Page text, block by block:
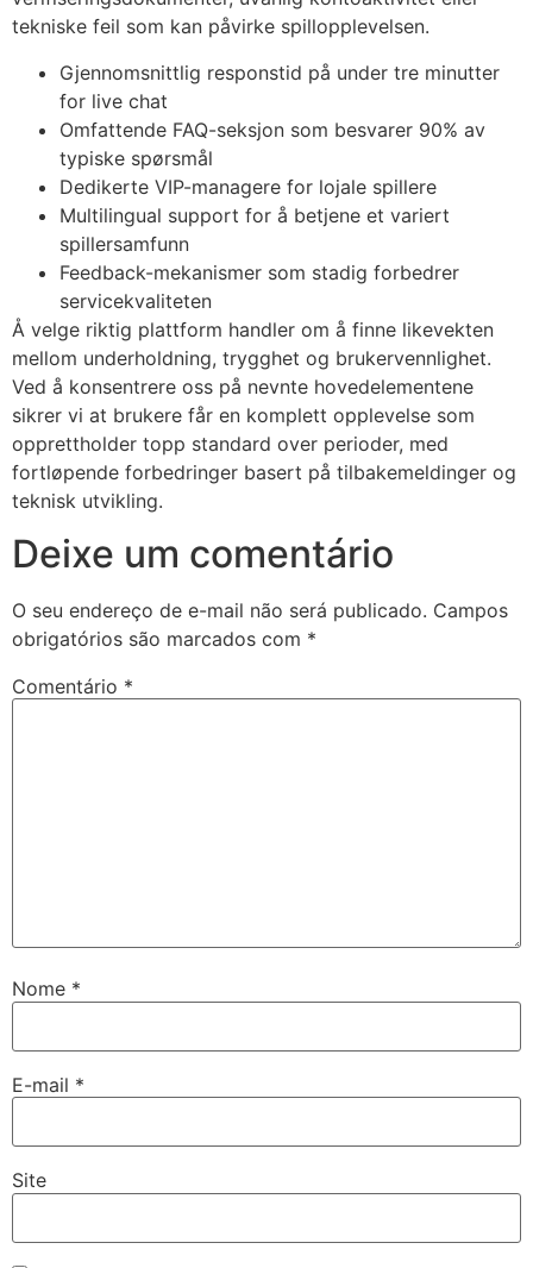
Panel
Panel
Panel
Panel
Panel
Panel
Panel
Panel
panel
panel
panel
per sale
tekniske feil som kan påvirke spillopplevelsen.
Gjennomsnittlig responstid på under tre minutter
for live chat
Omfattende FAQ-seksjon som besvarer 90% av
typiske spørsmål
Dedikerte VIP-managere for lojale spillere
Multilingual support for å betjene et variert
spillersamfunn
Feedback-mekanismer som stadig forbedrer
servicekvaliteten
Å velge riktig plattform handler om å finne likevekten
mellom underholdning, trygghet og brukervennlighet.
Ved å konsentrere oss på nevnte hovedelementene
sikrer vi at brukere får en komplett opplevelse som
opprettholder topp standard over perioder, med
fortløpende forbedringer basert på tilbakemeldinger og
teknisk utvikling.
Deixe um comentário
O seu endereço de e-mail não será publicado. Campos
obrigatórios são marcados com *
Comentário *
Nome *
E-mail *
Site